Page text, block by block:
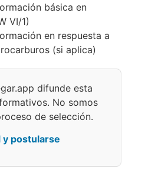
básica en
VI/1)
en respuesta a
(si aplica)
difunde esta
No somos
de selección.
postularse